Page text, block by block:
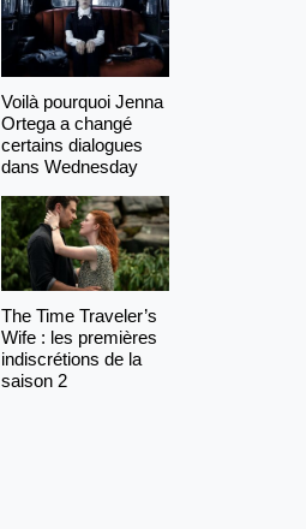
Voilà pourquoi Jenna
Ortega a changé
certains dialogues
dans Wednesday
The Time Traveler’s
Wife : les premières
indiscrétions de la
saison 2